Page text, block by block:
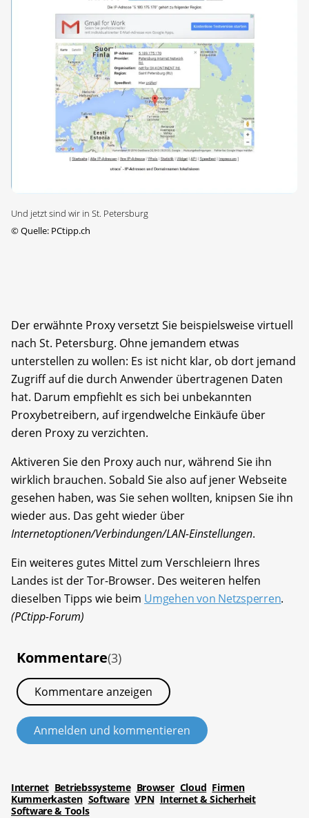
Und jetzt sind wir in St. Petersburg
©Quelle: PCtipp.ch
Der erwähnte Proxy versetzt Sie beispielsweise virtuell
nach St. Petersburg. Ohne jemandem etwas
unterstellen zu wollen: Es ist nicht klar, ob dort jemand
Zugriff auf die durch Anwender übertragenen Daten
hat. Darum empfiehlt es sich bei unbekannten
Proxybetreibern, auf irgendwelche Einkäufe über
deren Proxy zu verzichten.
Aktiveren Sie den Proxy auch nur, während Sie ihn
wirklich brauchen. Sobald Sie also auf jener Webseite
gesehen haben, was Sie sehen wollten, knipsen Sie ihn
wieder aus. Das geht wieder über
Internetoptionen/Verbindungen/LAN-Einstellungen.
Ein weiteres gutes Mittel zum Verschleiern Ihres
Landes ist der Tor-Browser. Des weiteren helfen
dieselben Tipps wie beim Umgehen von Netzsperren.
(PCtipp-Forum)
Kommentare(3)
Kommentare anzeigen
Anmelden und kommentieren
Internet Betriebssysteme Browser Cloud Firmen
Kummerkasten Software VPN Internet & Sicherheit
Software & Tools